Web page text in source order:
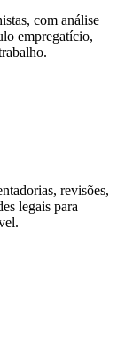
com análise
empregatício,
revisões,
legais para